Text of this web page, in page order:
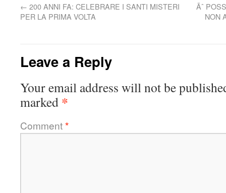
← 200 ANNI FA: CELEBRARE I SANTI MISTERI
PER LA PRIMA VOLTA
Ãˆ
NON
Leave a Reply
Your email address will not be
marked *
Comment*